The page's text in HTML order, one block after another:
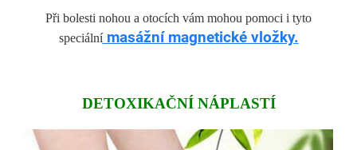
Při bolesti nohou a otocích vám mohou pomoci i tyto
speciálnímasážní magnetické vložky.
DETOXIKAČNÍ NÁPLASTÍ